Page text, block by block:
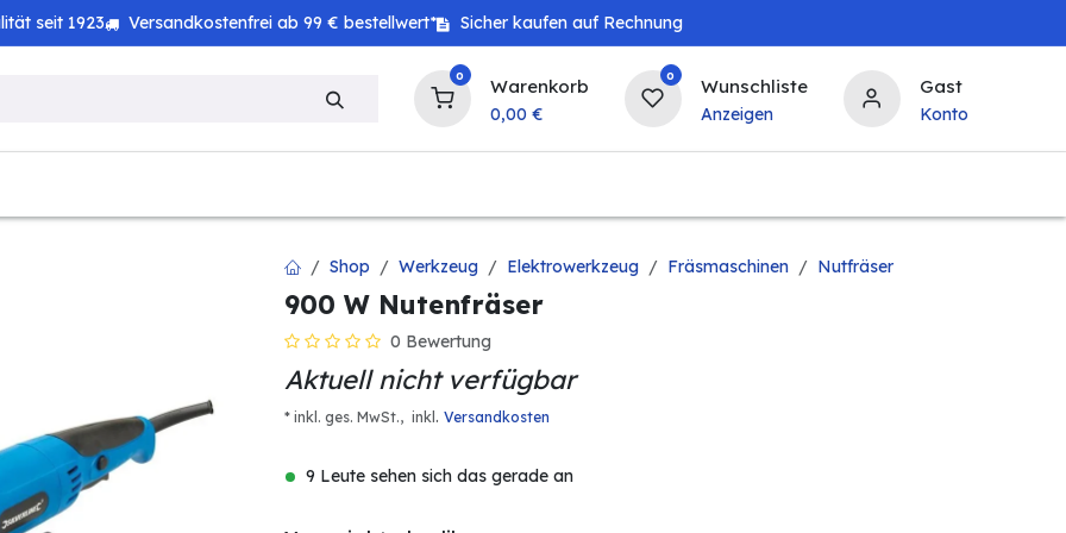
seit 1923 Versandkostenfrei ab 99 € bestellwert* Sicher kaufen auf Rechnung
0 Warenkorb
0,00 €
0 Wunschliste
Anzeigen
Gast
Konto
Shop Werkzeug Elektrowerkzeug Fräsmaschinen Nutfräser
900 W Nutenfräser
0 Bewertung
Aktuell nicht verfügbar
* inkl. ges. MwSt., inkl . Versandkosten
9 Leute sehen sich das gerade an